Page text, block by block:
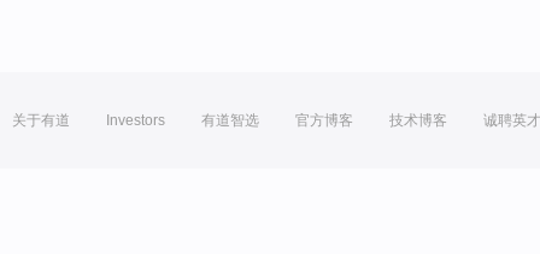
关于有道 Investors 有道智选 官方博客 技术博客 诚聘英才